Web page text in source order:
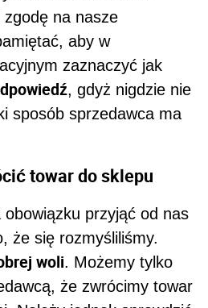
na nasze
aby w
zaznaczyć jak
, gdyż nigdzie nie
sposób sprzedawca ma
towar do sklepu
przyjąć od nas
że się rozmyśliliśmy.
woli. Możemy tylko
że zwrócimy towar